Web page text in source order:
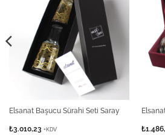
Elsanat Başucu Sürahi Seti Saray
₺3.010,23 +KDV ₺